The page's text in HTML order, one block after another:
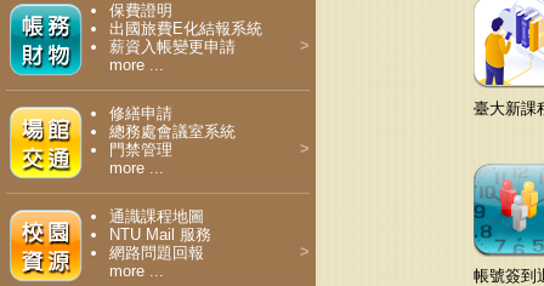
保費證明
出國旅費E化結報系統
薪資入帳變更申請
more ...
>
修繕申請
總務處會議室系統
門禁管理
more ...
>
通識課程地圖
NTU Mail 服務
網路問題回報
more ...
>
臺大新課
帳號簽到